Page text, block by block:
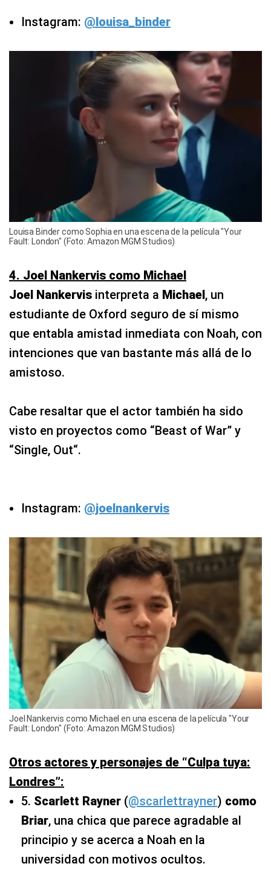
Instagram: @louisa_binder
Louisa Binder como Sophia en una escena de la película "Your
Fault: London" (Foto: Amazon MGM Studios)
4. Joel Nankervis como Michael
Joel Nankervis interpreta a Michael , un
estudiante de Oxford seguro de sí mismo
que entabla amistad inmediata con Noah, con
intenciones que van bastante más allá de lo
amistoso.
Cabe resaltar que el actor también ha sido
visto en proyectos como “Beast of War” y
“Single, Out“.
Instagram: @joelnankervis
Joel Nankervis como Michael en una escena de la película "Your
Fault: London" (Foto: Amazon MGM Studios)
Otros actores y personajes de “Culpa tuya:
Londres”:
5. Scarlett Rayner (@scarlettrayner) como
Briar, una chica que parece agradable al
principio y se acerca a Noah en la
universidad con motivos ocultos.